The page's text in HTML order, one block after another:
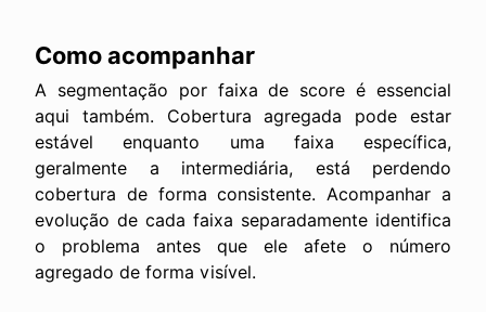
Como acompanhar
A segmentação por faixa de score é essencial
aqui também. Cobertura agregada pode estar
estável enquanto uma faixa específica,
geralmente a intermediária, está perdendo
cobertura de forma consistente. Acompanhar a
evolução de cada faixa separadamente identifica
o problema antes que ele afete o número
agregado de forma visível.